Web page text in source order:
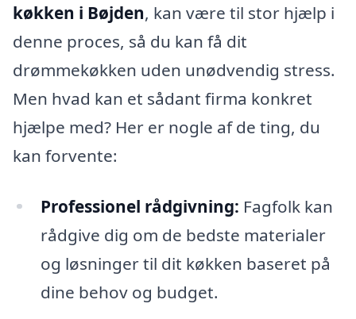
køkken i Bøjden, kan være til stor hjælp i
denne proces, så du kan få dit
drømmekøkken uden unødvendig stress.
Men hvad kan et sådant firma konkret
hjælpe med? Her er nogle af de ting, du
kan forvente:
Professionel rådgivning: Fagfolk kan
rådgive dig om de bedste materialer
og løsninger til dit køkken baseret på
dine behov og budget.